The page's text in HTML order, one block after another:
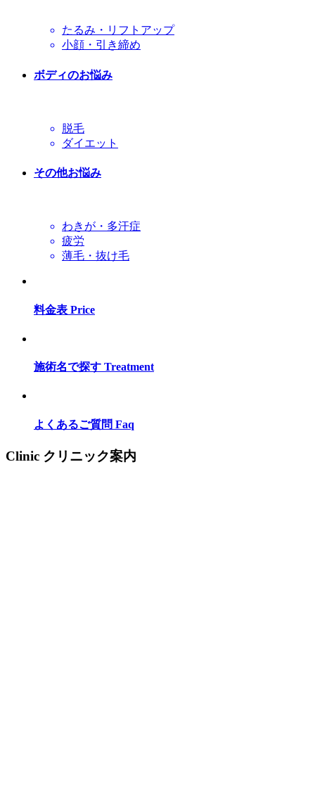
たるみ・リフトアップ
小顔・引き締め
ボディのお悩み
脱毛
ダイエット
その他お悩み
わきが・多汗症
疲労
薄毛・抜け毛
料金表 Price
施術名で探す Treatment
よくあるご質問 Faq
Clinic クリニック案内